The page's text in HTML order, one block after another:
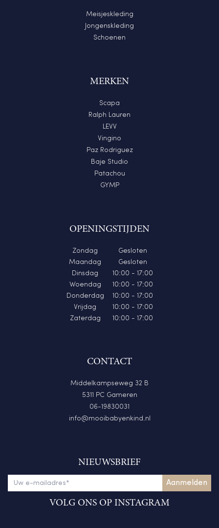
Meisjeskleding
Jongenskleding
Schoenen
MERKEN
Scapa
Ralph Lauren
LEVV
Vingino
Paz Rodriguez
Baje Studio
Patachou
GYMP
OPENINGSTIJDEN
Zondag
Gesloten
Maandag
Gesloten
Dinsdag
10:00 - 17:00
Woendag
10:00 - 17:00
Donderdag
10:00 - 17:00
Vrijdag
10:00 - 17:00
Zaterdag
10:00 - 17:00
CONTACT
Middelkampseweg 32 B
5311 PC Gameren
06-19830031
info@mooibabyenkind.nl
NIEUWSBRIEF
VOLG ONS OP INSTAGRAM